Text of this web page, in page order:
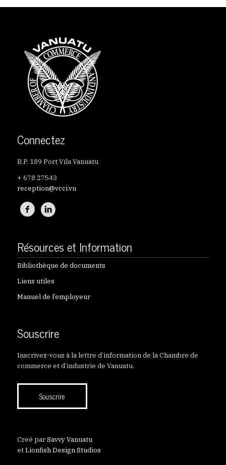
Connectez
B.P. 189 Port Vila Vanuatu
+ 678 27543
reception@vcci.vu
Résources et Information
Bibliothèque de documents
Liens utiles
Manuel de l’employeur
Souscrire
Inscrivez-vous à la lettre d’information de la Chambre de
commerce et d’industrie de Vanuatu.
Souscrire
Creé parSavvy Vanuatu
etLionfish Design Studios